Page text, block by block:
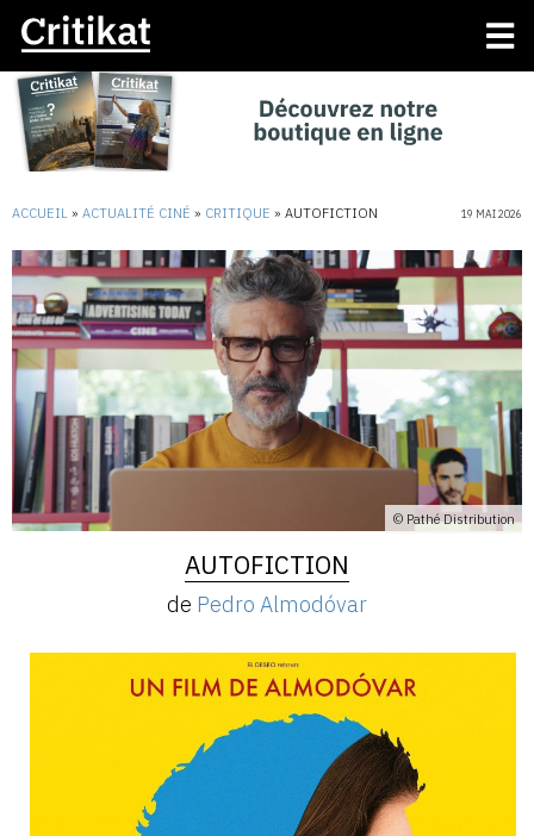
ACCUEIL » ACTUALITÉ CINÉ » CRITIQUE » AUTOFICTION 19 MAI 2026
© Pathé Distribution
AUTOFICTION
de Pedro Almodóvar